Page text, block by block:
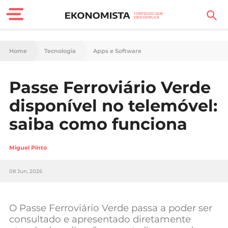
Finanças Pessoais
Carreira
Casa
Lifestyle
Sociedade
Negócios
Home Tecnologia Apps e Software
Passe Ferroviário Verde
disponível no telemóvel:
saiba como funciona
Miguel Pinto
08 Jun, 2026
O Passe Ferroviário Verde passa a poder ser
consultado e apresentado diretamente